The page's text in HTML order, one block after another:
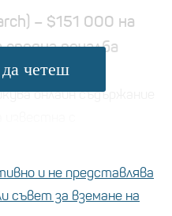
) – $151 000 на
печалба
онлайн съдържание
звезда. Използваните
се и много
С 94 милиона
четеш
и не представлява
съвет за вземане на